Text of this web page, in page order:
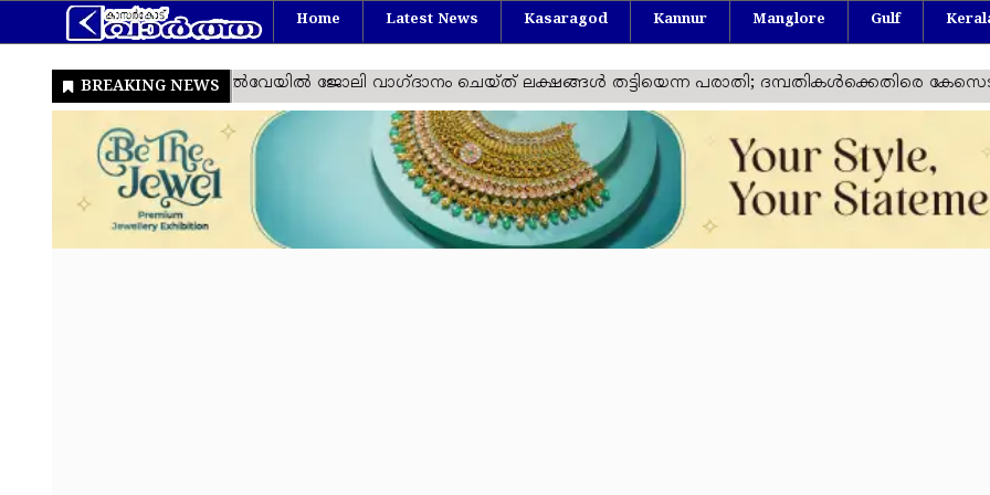
Home Latest News Kasaragod Kannur Manglore Gulf